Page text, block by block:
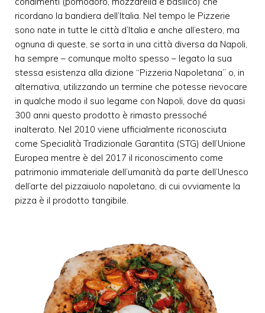
ricordano la bandiera dell’Italia. Nel tempo le Pizzerie
sono nate in tutte le città d’Italia e anche all’estero, ma
ognuna di queste, se sorta in una città diversa da Napoli,
ha sempre – comunque molto spesso – legato la sua
stessa esistenza alla dizione “Pizzeria Napoletana” o, in
alternativa, utilizzando un termine che potesse rievocare
in qualche modo il suo legame con Napoli, dove da quasi
300 anni questo prodotto è rimasto pressoché
inalterato. Nel 2010 viene ufficialmente riconosciuta
come Specialità Tradizionale Garantita (STG) dell’Unione
Europea mentre è del 2017 il riconoscimento come
patrimonio immateriale dell’umanità da parte dell’Unesco
dell’arte del pizzaiuolo napoletano, di cui ovviamente la
pizza è il prodotto tangibile.